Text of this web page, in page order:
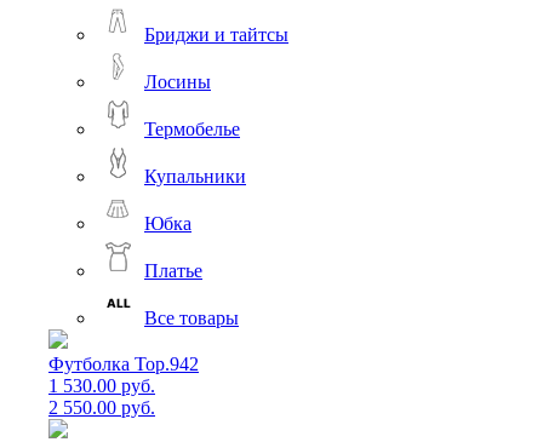
Бриджи и тайтсы
Лосины
Термобелье
Купальники
Юбка
Платье
Все товары
Футболка Top.942
1 530.00 руб.
2 550.00 руб.